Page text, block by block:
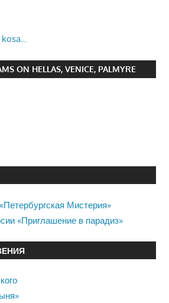
kosa…
ON HELLAS, VENICE, PALMYRE
Мистерия»
«Приглашение в парадиз»